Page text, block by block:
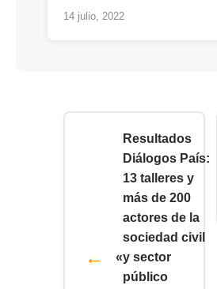
14 julio, 2022
«
Resultados
Diálogos País:
13 talleres y
más de 200
actores de la
sociedad civil
y sector
público